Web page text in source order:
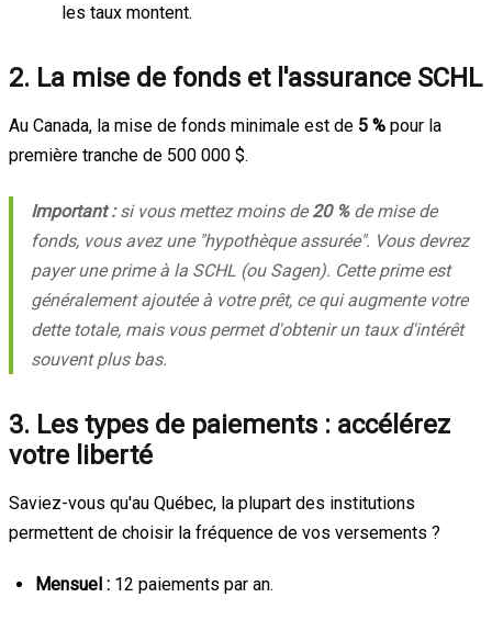
les taux montent.
2. La mise de fonds et l'assurance SCHL
Au Canada, la mise de fonds minimale est de 5 % pour la
première tranche de 500 000 $.
Important :si vous mettez moins de20 %de mise de
fonds, vous avez une "hypothèque assurée". Vous devrez
payer une prime à la SCHL (ou Sagen). Cette prime est
généralement ajoutée à votre prêt, ce qui augmente votre
dette totale, mais vous permet d'obtenir un taux d'intérêt
souvent plus bas.
3. Les types de paiements : accélérez
votre liberté
Saviez-vous qu'au Québec, la plupart des institutions
permettent de choisir la fréquence de vos versements ?
Mensuel : 12 paiements par an.